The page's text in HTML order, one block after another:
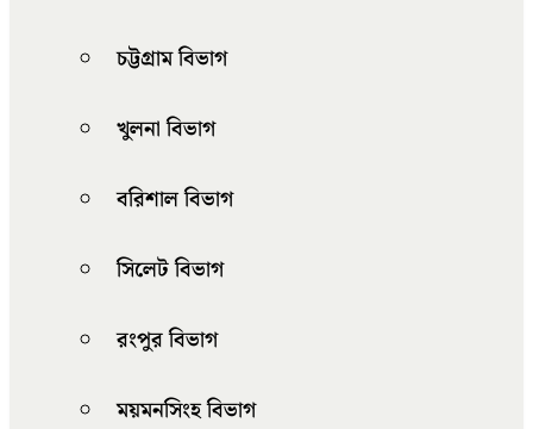
চট্টগ্রাম বিভাগ
খুলনা বিভাগ
বরিশাল বিভাগ
সিলেট বিভাগ
রংপুর বিভাগ
ময়মনসিংহ বিভাগ